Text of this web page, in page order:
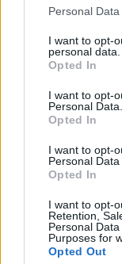
Personal
I want to opt-
personal data.
Opted In
I want to opt-
Personal Data.
Opted In
I want to opt-
Personal Data
Opted In
I want to opt-
Retention,
Personal
Purposes for
Opted Out
εκστρατείας
πως παρεμβαίνει.
Επίσης,
προτροπή των
ακτιβιστές που
φέρονται να
δημιουργία
στη χώρα.
«Σύμφωνα με το
Εξωτερικών των